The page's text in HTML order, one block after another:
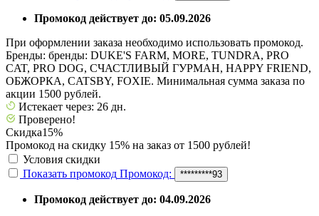
Промокод действует до: 05.09.2026
При оформлении заказа необходимо использовать промокод.
Бренды: бренды: DUKE'S FARM, MORE, TUNDRA, PRO
CAT, PRO DOG, СЧАСТЛИВЫЙ ГУРМАН, HAPPY FRIEND,
ОБЖОРКА, CATSBY, FOXIE. Минимальная сумма заказа по
акции 1500 рублей.
Истекает через: 26 дн.
Проверено!
Скидка15%
Промокод на скидку 15% на заказ от 1500 рублей!
Условия скидки
Показать промокод Промокод: *********93
Промокод действует до: 04.09.2026